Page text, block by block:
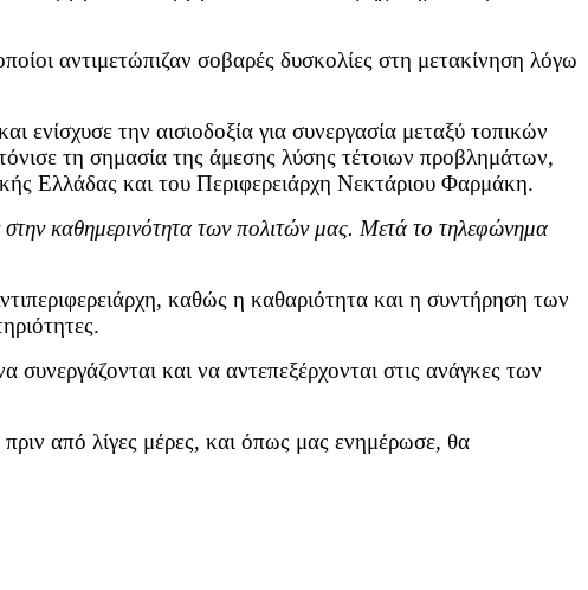
αντιμετώπιζαν σοβαρές δυσκολίες στη μετακίνηση λόγω
ενίσχυσε την αισιοδοξία για συνεργασία μεταξύ τοπικών
τη σημασία της άμεσης λύσης τέτοιων προβλημάτων,
Ελλάδας και του Περιφερειάρχη Νεκτάριου Φαρμάκη.
στην καθημερινότητα των πολιτών μας. Μετά το τηλεφώνημα
καθώς η καθαριότητα και η συντήρηση των
και να αντεπεξέρχονται στις ανάγκες των
από λίγες μέρες, και όπως μας ενημέρωσε, θα